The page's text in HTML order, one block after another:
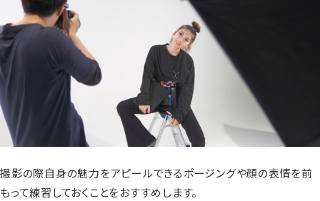
撮影の際自身の魅力をアピールできるポージングや顔の表情を前
もって練習しておくことをおすすめします。